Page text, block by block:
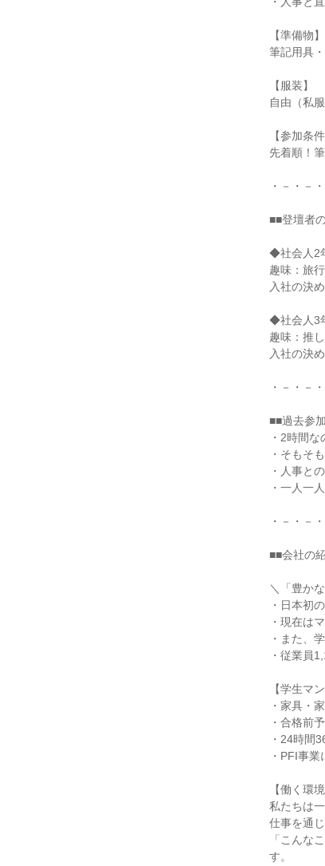
【準備物】
筆記用具
【服装】
自由（私服
【参加条件
先着順！
・－・－
■■登壇者
◆社会人2
趣味：旅
入社の決
◆社会人3
趣味：推
入社の決
・－・－
■■過去参
・2時間
・そもそ
・人事と
・一人一
・－・－
■■会社の
＼「豊か
・日本初
・現在は
・また、
・従業員
【学生マ
・家具・
・合格前
・24時間
・PFI事
【働く環
私たちは
仕事を通
「こんな
す。